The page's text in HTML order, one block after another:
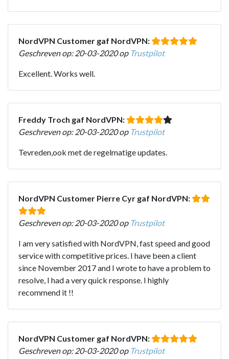
NordVPN Customer gaf NordVPN:
Geschreven op: 20-03-2020 op Trustpilot
Excellent. Works well.
Freddy Troch gaf NordVPN:
Geschreven op: 20-03-2020 op Trustpilot
Tevreden,ook met de regelmatige updates.
NordVPN Customer Pierre Cyr gaf NordVPN:
Geschreven op: 20-03-2020 op Trustpilot
I am very satisfied with NordVPN, fast speed and good
service with competitive prices. I have been a client
since November 2017 and I wrote to have a problem to
resolve, I had a very quick response. I highly
recommend it !!
NordVPN Customer gaf NordVPN:
Geschreven op: 20-03-2020 op Trustpilot